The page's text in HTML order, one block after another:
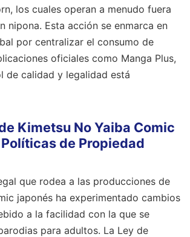
los cuales operan a menudo fuera
nipona. Esta acción se enmarca en
por centralizar el consumo de
oficiales como Manga Plus,
de calidad y legalidad está
Kimetsu No Yaiba Comic
de Propiedad
que rodea a las producciones de
japonés ha experimentado cambios
a la facilidad con la que se
para adultos. La Ley de